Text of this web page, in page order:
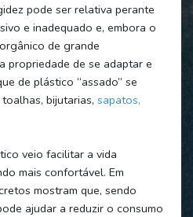
pode ser relativa perante
e inadequado e, embora o
de grande
propriedade de se adaptar e
de plástico “assado” se
bijutarias, sapatos,
veio facilitar a vida
mais confortável. Em
mostram que, sendo
ajudar a reduzir o consumo